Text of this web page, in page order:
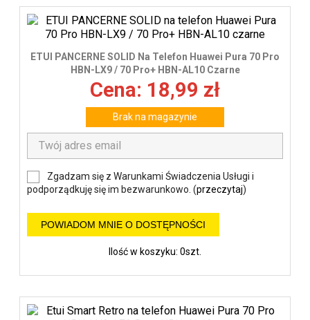
ETUI PANCERNE SOLID Na Telefon Huawei Pura 70 Pro
HBN-LX9 / 70 Pro+ HBN-AL10 Czarne
Cena: 18,99 zł
Brak na magazynie
Zgadzam się z Warunkami Świadczenia Usługi i
podporządkuję się im bezwarunkowo. (przeczytaj)
POWIADOM MNIE O DOSTĘPNOŚCI
Ilość w koszyku: 0szt.